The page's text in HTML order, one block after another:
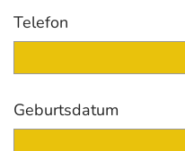
Telefon
Geburtsdatum